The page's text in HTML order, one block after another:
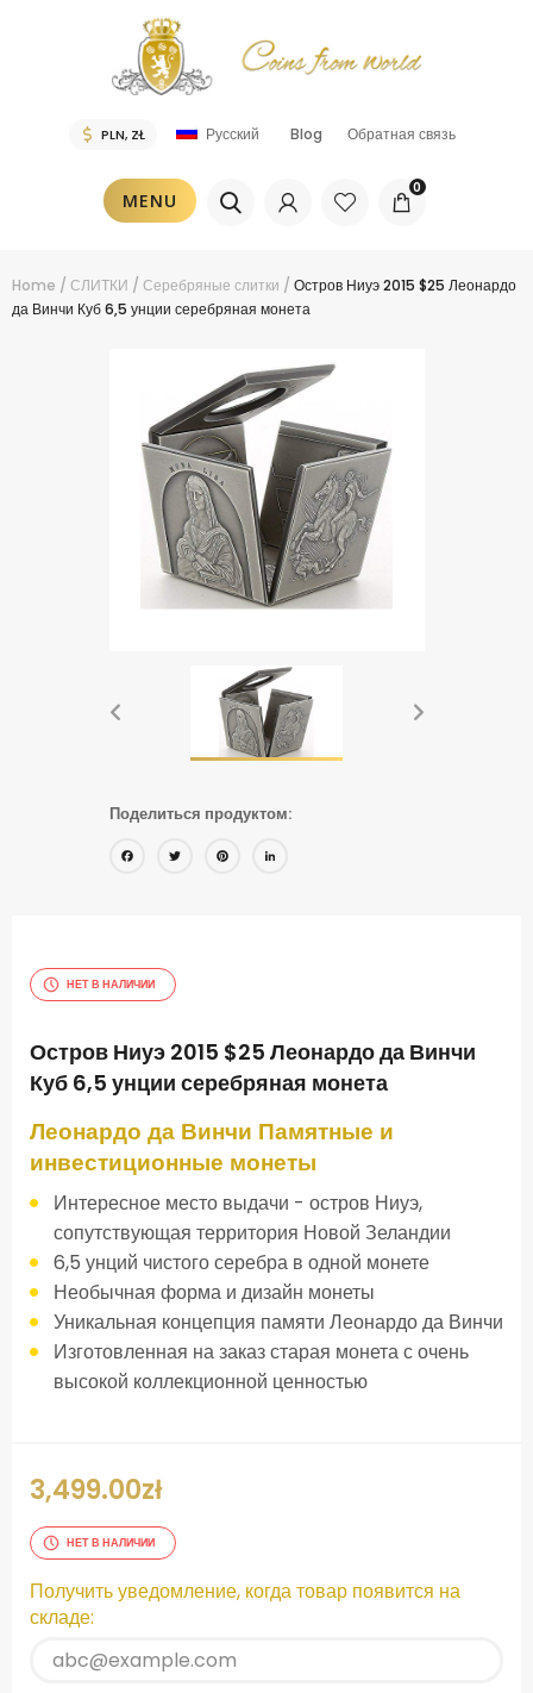
Русский Blog Обратная связь
MENU
0
Home / СЛИТКИ / Серебряные слитки / Остров Ниуэ 2015 $25 Леонардо
да Винчи Куб 6,5 унции серебряная монета
Поделиться продуктом:
Facebook
TwitterPinterest
НЕТ В НАЛИЧИИ
Остров Ниуэ 2015 $25 Леонардо да Винчи
Куб 6,5 унции серебряная монета
Леонардо да Винчи Памятные и
инвестиционные монеты
Интересное место выдачи - остров Ниуэ,
сопутствующая территория Новой Зеландии
6,5 унций чистого серебра в одной монете
Необычная форма и дизайн монеты
Уникальная концепция памяти Леонардо да Винчи
Изготовленная на заказ старая монета с очень
высокой коллекционной ценностью
3,499.00zł
НЕТ В НАЛИЧИИ
Получить уведомление, когда товар появится на
складе: